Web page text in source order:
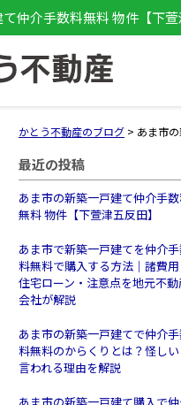
仲介手数料無料 物件【下萱
かとう不動産のブログ > あま市
最近の投稿
あま市の新築一戸建て仲介手
無料 物件【下萱津五反田】
あま市で新築一戸建てを仲介
料無料で購入する方法｜諸費用
住宅ローン・注意点を地元不
会社が解説
あま市の新築一戸建てで仲介
料無料のからくりとは？怪し
言われる理由を解説